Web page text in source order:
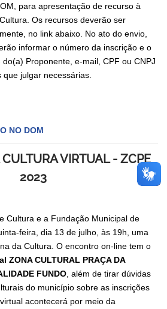
para apresentação de recurso à
Os recursos deverão ser
no link abaixo. No ato do envio,
informar o número da inscrição e o
Proponente, e-mail, CPF ou CNPJ
julgar necessárias.
NO DOM
VIRTUAL - ZCPE
2023
Cultura e a Fundação Municipal de
feira, dia 13 de julho, às 19h, uma
da Cultura. O encontro on-line tem o
ZONA CULTURAL PRAÇA DA
FUNDO , além de tirar dúvidas
do município sobre as inscrições
acontecerá por meio da